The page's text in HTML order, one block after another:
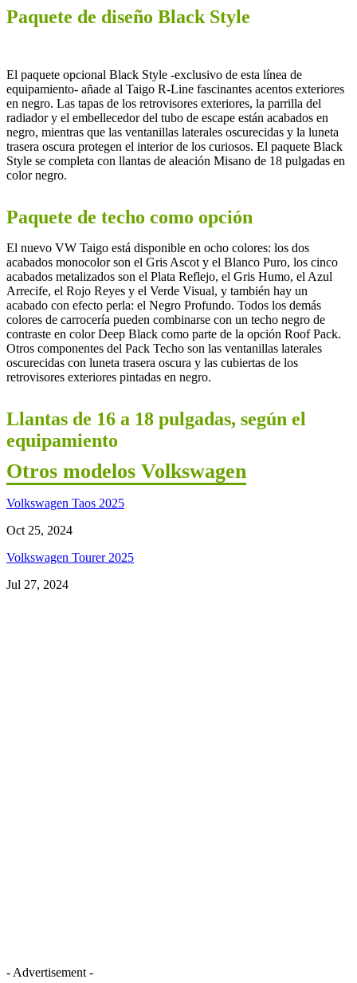
Paquete de diseño Black Style
El paquete opcional Black Style -exclusivo de esta línea de
equipamiento- añade al Taigo R-Line fascinantes acentos exteriores
en negro. Las tapas de los retrovisores exteriores, la parrilla del
radiador y el embellecedor del tubo de escape están acabados en
negro, mientras que las ventanillas laterales oscurecidas y la luneta
trasera oscura protegen el interior de los curiosos. El paquete Black
Style se completa con llantas de aleación Misano de 18 pulgadas en
color negro.
Paquete de techo como opción
El nuevo VW Taigo está disponible en ocho colores: los dos
acabados monocolor son el Gris Ascot y el Blanco Puro, los cinco
acabados metalizados son el Plata Reflejo, el Gris Humo, el Azul
Arrecife, el Rojo Reyes y el Verde Visual, y también hay un
acabado con efecto perla: el Negro Profundo. Todos los demás
colores de carrocería pueden combinarse con un techo negro de
contraste en color Deep Black como parte de la opción Roof Pack.
Otros componentes del Pack Techo son las ventanillas laterales
oscurecidas con luneta trasera oscura y las cubiertas de los
retrovisores exteriores pintadas en negro.
Llantas de 16 a 18 pulgadas, según el
equipamiento
Otros modelos Volkswagen
Volkswagen Taos 2025
Oct 25, 2024
Volkswagen Tourer 2025
Jul 27, 2024
- Advertisement -